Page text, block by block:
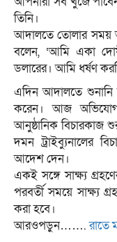
তিনি।
আদালতে তোলার সময়
বলেন, ‘আমি একা
ডলারের। আমি ধর্ষণ
এদিন আদালতে শুনানি
করেন। আজ অভিযোগ
আনুষ্ঠানিক বিচারকাজ
দমন ট্রাইব্যুনালের
আদেশ দেন।
একই সঙ্গে সাক্ষ্য
পরবর্তী সময়ে সাক্ষ্য
করা হবে।
আরওপড়ুন…….রাতে